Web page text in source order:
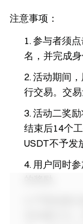
注意事项：
参与者须
名，并完成身
活动期间
行交易。交易
活动二奖
结束后14个
USDT不予发
用户同时
严禁批量
等作弊行为